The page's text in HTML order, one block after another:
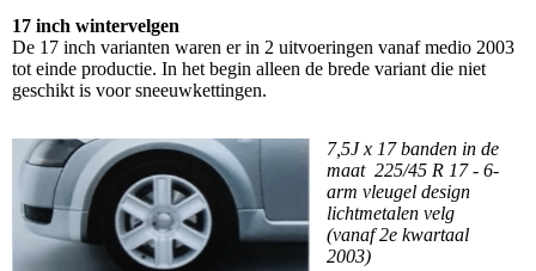
17 inch wintervelgen
De 17 inch varianten waren er in 2 uitvoeringen vanaf medio 2003
tot einde productie. In het begin alleen de brede variant die niet
geschikt is voor sneeuwkettingen.
7,5J x 17 banden in de
maat 225/45 R 17 - 6-
arm vleugel design
lichtmetalen velg
(vanaf 2e kwartaal
2003)